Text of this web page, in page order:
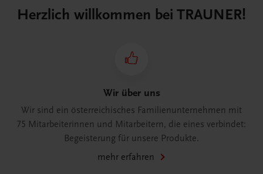
Herzlich willkommen bei TRAUNER!
Wir über uns
Wir sind ein österreichisches Familienunternehmen mit
75 Mitarbeiterinnen und Mitarbeitern, die eines verbindet:
Begeisterung für unsere Produkte.
mehr erfahren